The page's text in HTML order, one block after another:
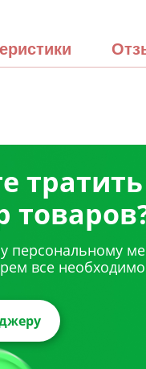
персональному
все